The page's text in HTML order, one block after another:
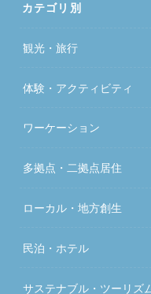
カテゴリ別
観光・旅行
体験・アクティビティ
ワーケーション
多拠点・二拠点居住
ローカル・地方創生
民泊・ホテル
サステナブル・ツーリズ